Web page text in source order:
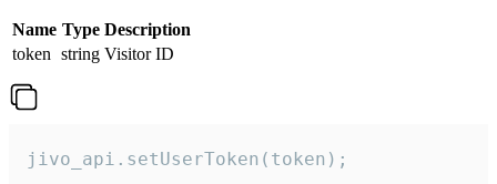
Name Type Description
token string Visitor ID
jivo_api.setUserToken(token);